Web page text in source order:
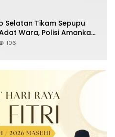
Selatan Tikam Sepupu
Wara, Polisi Amankan
106